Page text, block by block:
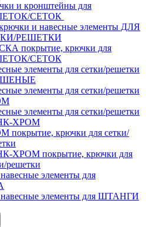
и кронштейны для
СЕТОК
и навесные элементы ДЛЯ
РЕШЕТКИ
покрытие, крючки для
СЕТОК
элементы для сетки/решетки
элементы для сетки/решетки
элементы для сетки/решетки
ХРОМ
покрытие, крючки для сетки/
ХРОМ покрытие, крючки для
решетки
элементы для
элементы для ШТАНГИ